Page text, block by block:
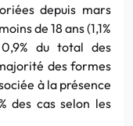
depuis mars
de 18 ans (1,1%
du total des
des formes
à la présence
des cas selon les